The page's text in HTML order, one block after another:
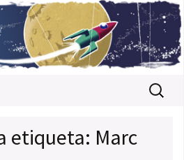
Buscar:
etiqueta: Marc